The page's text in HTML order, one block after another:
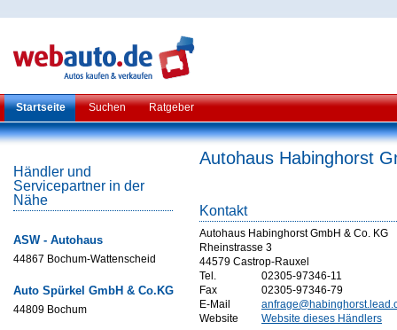
Startseite Suchen Ratgeber
Händler und
Servicepartner in der
Nähe
ASW - Autohaus
44867 Bochum-Wattenscheid
Auto Spürkel GmbH & Co.KG
44809 Bochum
Autohaus Habinghorst
Kontakt
Autohaus Habinghorst GmbH & Co. KG
Rheinstrasse 3
44579 Castrop-Rauxel
Tel.
02305-97346-11
Fax
02305-97346-79
E-Mail
Website
Website dieses Händlers